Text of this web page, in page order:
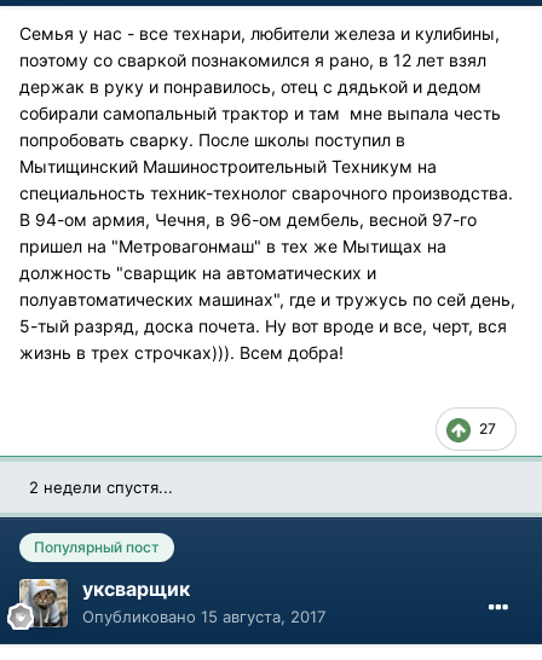
Семья у нас - все технари, любители железа и кулибины,
поэтому со сваркой познакомился я рано, в 12 лет взял
держак в руку и понравилось, отец с дядькой и дедом
собирали самопальный трактор и там мне выпала честь
попробовать сварку. После школы поступил в
Мытищинский Машиностроительный Техникум на
специальность техник-технолог сварочного производства.
В 94-ом армия, Чечня, в 96-ом дембель, весной 97-го
пришел на "Метровагонмаш" в тех же Мытищах на
должность "сварщик на автоматических и
полуавтоматических машинах", где и тружусь по сей день,
5-тый разряд, доска почета. Ну вот вроде и все, черт, вся
жизнь в трех строчках))). Всем добра!
27
2 недели спустя...
Популярный пост
уксварщик
Опубликовано 15 августа, 2017